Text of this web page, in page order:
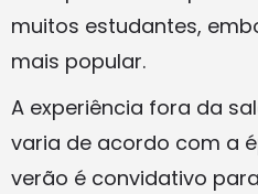
muitos estudantes,
mais popular.
A experiência fora da
varia de acordo com a
verão é convidativo